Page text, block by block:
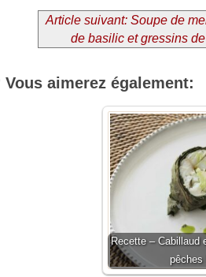
Article suivant: Soupe de
de basilic et gressins
aimerez également:
Recette – Cabillaud
pêches